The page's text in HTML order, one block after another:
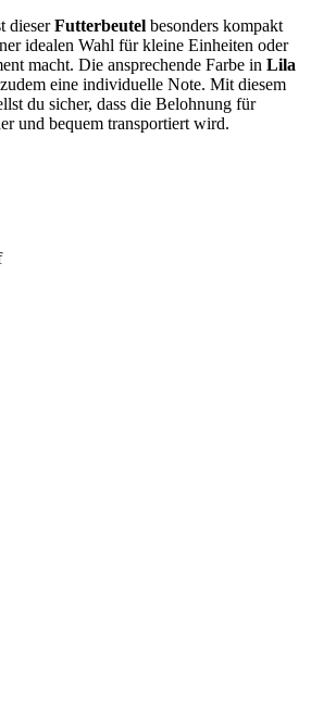
dieserFutterbeutel besonders kompakt
idealen Wahl für kleine Einheiten oder
macht. Die ansprechende Farbe in Lila
eine individuelle Note. Mit diesem
du sicher, dass die Belohnung für
und bequem transportiert wird.